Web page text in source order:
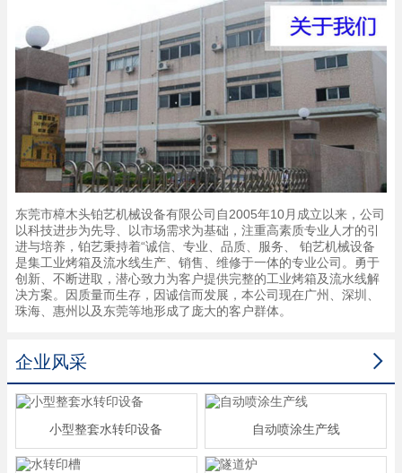
东莞市樟木头铂艺机械设备有限公司自2005年10月成立以来，公司
以科技进步为先导、以市场需求为基础，注重高素质专业人才的引
进与培养，铂艺秉持着“诚信、专业、品质、服务、 铂艺机械设备
是集工业烤箱及流水线生产、销售、维修于一体的专业公司。勇于
创新、不断进取，潜心致力为客户提供完整的工业烤箱及流水线解
决方案。因质量而生存，因诚信而发展，本公司现在广州、深圳、
珠海、惠州以及东莞等地形成了庞大的客户群体。

企业风采
小型整套水转印设备 自动喷涂生产线